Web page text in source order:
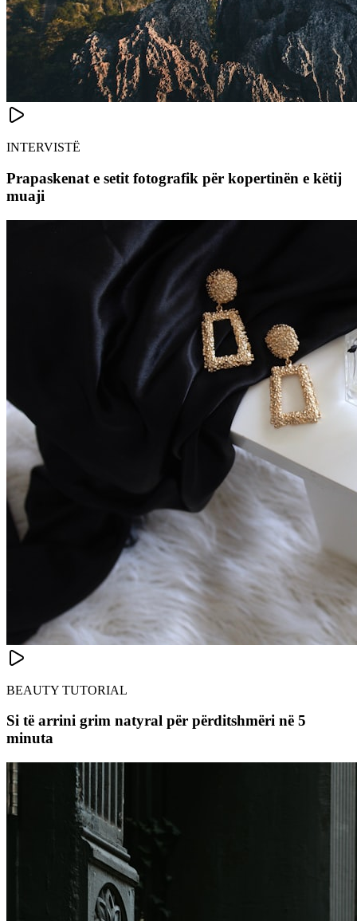
INTERVISTË
Prapaskenat e setit fotografik për kopertinën e këtij
muaji
BEAUTY TUTORIAL
Si të arrini grim natyral për përditshmëri në 5
minuta